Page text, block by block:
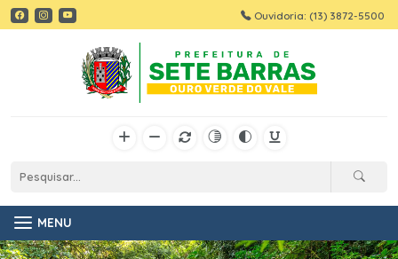
Ouvidoria: (13) 3872-5500
MENU